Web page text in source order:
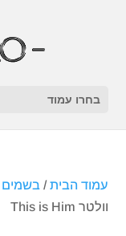
בחרו עמוד
עמוד הבית/בשמים
וולטר This is Him